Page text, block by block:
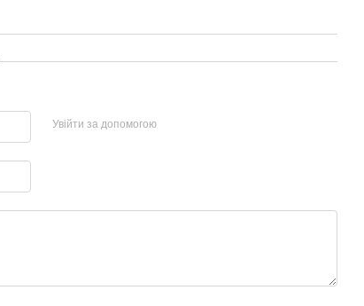
Увійти за допомогою